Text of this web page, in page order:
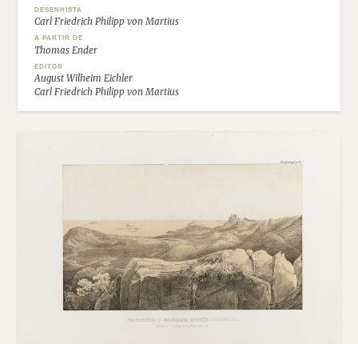
DESENHISTA
Carl Friedrich Philipp von Martius
A PARTIR DE
Thomas Ender
EDITOR
August Wilheim Eichler
Carl Friedrich Philipp von Martius